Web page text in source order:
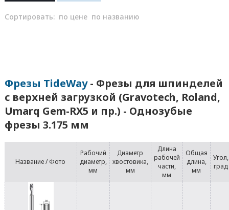
Сортировать: по цене по названию
Фрезы TideWay- Фрезы для шпинделей
с верхней загрузкой (Gravotech, Roland,
Umarq Gem-RX5 и пр.) - Однозубые
фрезы 3.175 мм
Название / Фото
Рабочий
диаметр,
мм
Диаметр
хвостовика,
мм
Длина
рабочей
части,
мм
Общая
длина,
мм
Угол,
град